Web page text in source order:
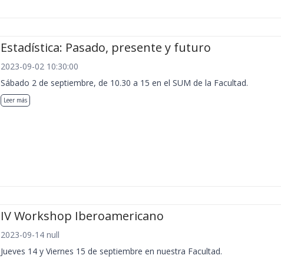
Estadística: Pasado, presente y futuro
2023-09-02 10:30:00
Sábado 2 de septiembre, de 10.30 a 15 en el SUM de la Facultad.
Leer más
IV Workshop Iberoamericano
2023-09-14 null
Jueves 14 y Viernes 15 de septiembre en nuestra Facultad.